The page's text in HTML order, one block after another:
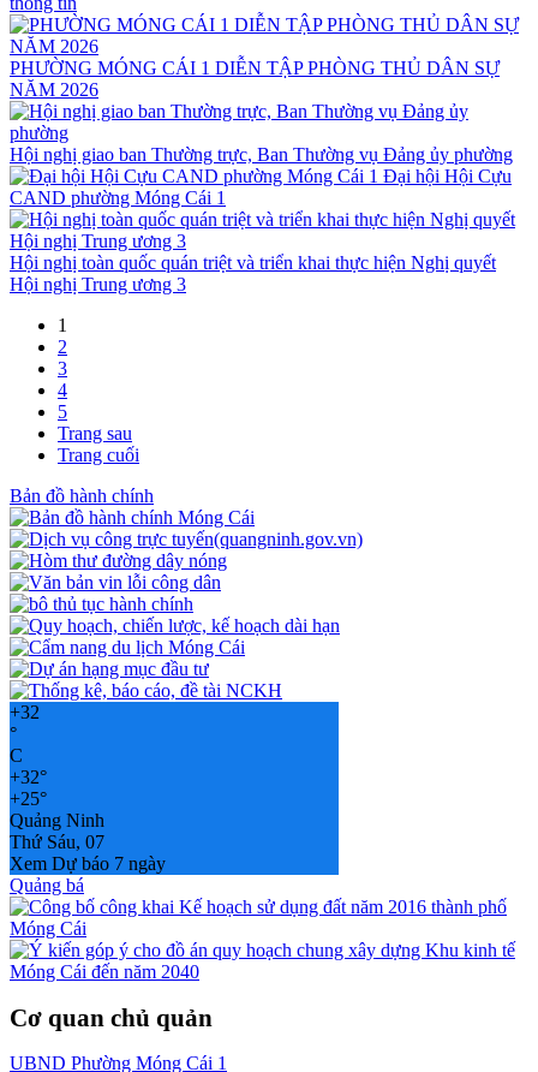
PHƯỜNG MÓNG CÁI 1 DIỄN TẬP PHÒNG THỦ DÂN SỰ
NĂM 2026
Hội nghị giao ban Thường trực, Ban Thường vụ Đảng ủy phường
Đại hội Hội Cựu
CAND phường Móng Cái 1
Hội nghị toàn quốc quán triệt và triển khai thực hiện Nghị quyết
Hội nghị Trung ương 3
1
2
3
4
5
Trang sau
Trang cuối
Bản đồ hành chính
+32
°
C
+32°
+25°
Quảng Ninh
Thứ Sáu, 07
Xem Dự báo 7 ngày
Quảng bá
Cơ quan chủ quản
UBND Phường Móng Cái 1